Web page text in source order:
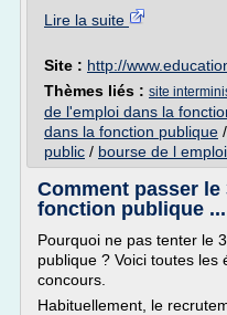
Lire la suite
Site : http://
Thèmes liés : site
de l'emploi dans la
dans la fonction publique /
public / bourse de l
Comment passer
fonction publique ...
Pourquoi ne pas tenter le
publique ? Voici toutes
concours.
Habituellement, le